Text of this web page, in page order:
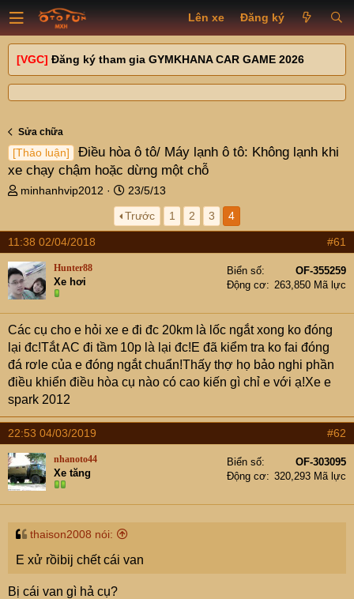
Lên xe Đăng ký
[VGC] Đăng ký tham gia GYMKHANA CAR GAME 2026
Sửa chữa
[Thảo luận]
Điều hòa ô tô/ Máy lạnh ô tô: Không lạnh khi
xe chạy chậm hoặc dừng một chỗ
T
e
a
d
s
t
r
t
e
r
minhanhvip2012
N
g
à
y
23/5/13
Trước
1 2 3 4
11:38 02/04/2018 #61
Hunter88
Xe hơi
Biển số
OF-355259
Động cơ
263,850 Mã lực
Các cụ cho e hỏi xe e đi đc 20km là lốc ngắt xong ko đóng
lại đc!Tắt AC đi tầm 10p là lại đc!E đã kiểm tra ko fai đóng
đá rơle của e đóng ngắt chuẩn!Thấy thợ họ bảo nghi phần
điều khiển điều hòa cụ nào có cao kiến gì chỉ e với ạ!Xe e
spark 2012
22:53 04/03/2019 #62
nhanoto44
Xe tăng
Biển số
OF-303095
Động cơ
320,293 Mã lực
thaison2008 nói:
E xử rồibij chết cái van
Bị cái van gì hả cụ?